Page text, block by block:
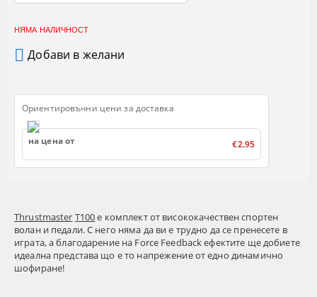
Thrustmaster T100е комплект от висококачествен спортен
волан и педали. С него няма да ви е трудно да се пренесете в
играта, а благодарение на Force Feedback ефектите ще добиете
идеална представа що е то напрежение от едно динамично
шофиране!
НЯМА НАЛИЧНОСТ
Добави в желани
Ориентировъчни цени за доставка
на цена от €2.95